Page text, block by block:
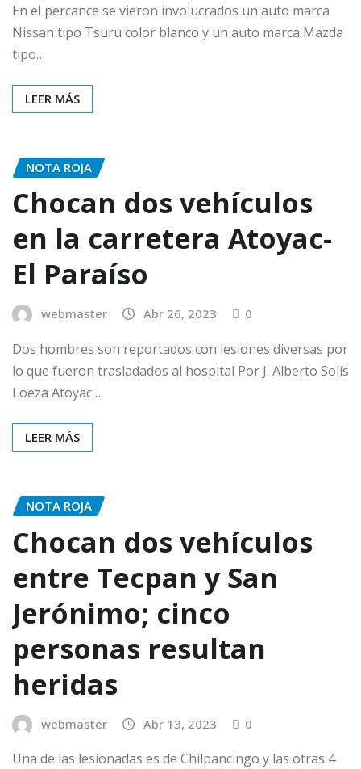
En el percance se vieron involucrados un auto marca
Nissan tipo Tsuru color blanco y un auto marca Mazda
tipo…
LEER MÁS
NOTA ROJA
Chocan dos vehículos
en la carretera Atoyac-
El Paraíso
webmaster Abr 26, 2023 0
Dos hombres son reportados con lesiones diversas por
lo que fueron trasladados al hospital Por J. Alberto Solís
Loeza Atoyac…
LEER MÁS
NOTA ROJA
Chocan dos vehículos
entre Tecpan y San
Jerónimo; cinco
personas resultan
heridas
webmaster Abr 13, 2023 0
Una de las lesionadas es de Chilpancingo y las otras 4